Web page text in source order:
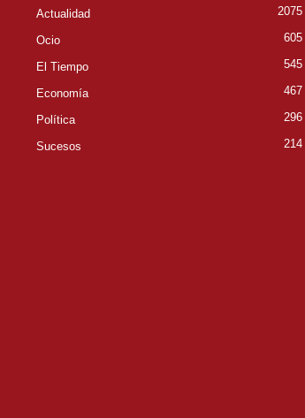
Actualidad 2075
Ocio 605
El Tiempo 545
Economía 467
Política 296
Sucesos 214